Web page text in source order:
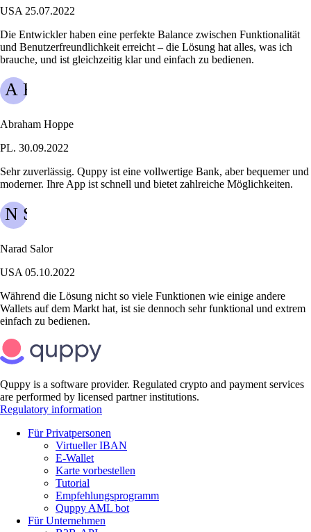
USA 25.07.2022
Die Entwickler haben eine perfekte Balance zwischen Funktionalität
und Benutzerfreundlichkeit erreicht – die Lösung hat alles, was ich
brauche, und ist gleichzeitig klar und einfach zu bedienen.
A H
Abraham Hoppe
PL. 30.09.2022
Sehr zuverlässig. Quppy ist eine vollwertige Bank, aber bequemer und
moderner. Ihre App ist schnell und bietet zahlreiche Möglichkeiten.
N S
Narad Salor
USA 05.10.2022
Während die Lösung nicht so viele Funktionen wie einige andere
Wallets auf dem Markt hat, ist sie dennoch sehr funktional und extrem
einfach zu bedienen.
Quppy is a software provider. Regulated crypto and payment services
are performed by licensed partner institutions.
Regulatory information
Für Privatpersonen
Virtueller IBAN
E-Wallet
Karte vorbestellen
Tutorial
Empfehlungsprogramm
Quppy AML bot
Für Unternehmen